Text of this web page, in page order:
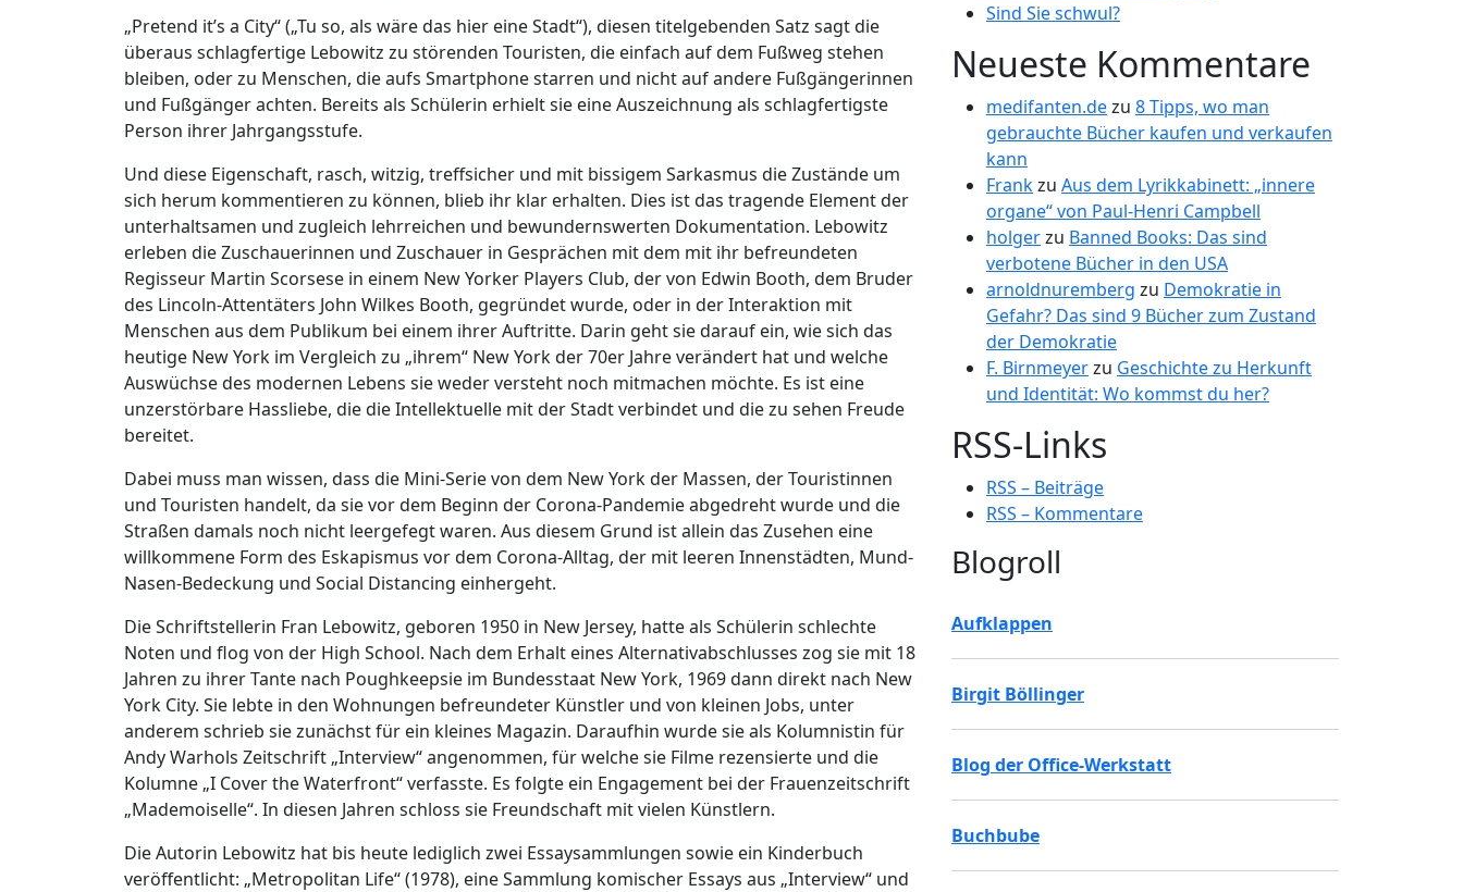
„Pretend it’s a City“ („Tu so, als wäre das hier eine Stadt“), diesen titelgebenden Satz sagt die
überaus schlagfertige Lebowitz zu störenden Touristen, die einfach auf dem Fußweg stehen
bleiben, oder zu Menschen, die aufs Smartphone starren und nicht auf andere Fußgängerinnen
und Fußgänger achten. Bereits als Schülerin erhielt sie eine Auszeichnung als schlagfertigste
Person ihrer Jahrgangsstufe.
Und diese Eigenschaft, rasch, witzig, treffsicher und mit bissigem Sarkasmus die Zustände um
sich herum kommentieren zu können, blieb ihr klar erhalten. Dies ist das tragende Element der
unterhaltsamen und zugleich lehrreichen und bewundernswerten Dokumentation. Lebowitz
erleben die Zuschauerinnen und Zuschauer in Gesprächen mit dem mit ihr befreundeten
Regisseur Martin Scorsese in einem New Yorker Players Club, der von Edwin Booth, dem Bruder
des Lincoln-Attentäters John Wilkes Booth, gegründet wurde, oder in der Interaktion mit
Menschen aus dem Publikum bei einem ihrer Auftritte. Darin geht sie darauf ein, wie sich das
heutige New York im Vergleich zu „ihrem“ New York der 70er Jahre verändert hat und welche
Auswüchse des modernen Lebens sie weder versteht noch mitmachen möchte. Es ist eine
unzerstörbare Hassliebe, die die Intellektuelle mit der Stadt verbindet und die zu sehen Freude
bereitet.
Dabei muss man wissen, dass die Mini-Serie von dem New York der Massen, der Touristinnen
und Touristen handelt, da sie vor dem Beginn der Corona-Pandemie abgedreht wurde und die
Straßen damals noch nicht leergefegt waren. Aus diesem Grund ist allein das Zusehen eine
willkommene Form des Eskapismus vor dem Corona-Alltag, der mit leeren Innenstädten, Mund-
Nasen-Bedeckung und Social Distancing einhergeht.
Die Schriftstellerin Fran Lebowitz, geboren 1950 in New Jersey, hatte als Schülerin schlechte
Noten und flog von der High School. Nach dem Erhalt eines Alternativabschlusses zog sie mit 18
Jahren zu ihrer Tante nach Poughkeepsie im Bundesstaat New York, 1969 dann direkt nach New
York City. Sie lebte in den Wohnungen befreundeter Künstler und von kleinen Jobs, unter
anderem schrieb sie zunächst für ein kleines Magazin. Daraufhin wurde sie als Kolumnistin für
Andy Warhols Zeitschrift „Interview“ angenommen, für welche sie Filme rezensierte und die
Kolumne „I Cover the Waterfront“ verfasste. Es folgte ein Engagement bei der Frauenzeitschrift
„Mademoiselle“. In diesen Jahren schloss sie Freundschaft mit vielen Künstlern.
Die Autorin Lebowitz hat bis heute lediglich zwei Essaysammlungen sowie ein Kinderbuch
veröffentlicht: „Metropolitan Life“ (1978), eine Sammlung komischer Essays aus „Interview“ und
Sind Sie schwul?
Neueste Kommentare
medifanten.dezu 8 Tipps, wo man
gebrauchte Bücher kaufen und verkaufen
kann
Frankzu Aus dem Lyrikkabinett: „innere
organe“ von Paul-Henri Campbell
holgerzu Banned Books: Das sind
verbotene Bücher in den USA
arnoldnuremberg zu Demokratie in
Gefahr? Das sind 9 Bücher zum Zustand
der Demokratie
F. Birnmeyerzu Geschichte zu Herkunft
und Identität: Wo kommst du her?
RSS-Links
RSS – Beiträge
RSS – Kommentare
Blogroll
Aufklappen
Birgit Böllinger
Blog der Office-Werkstatt
Buchbube